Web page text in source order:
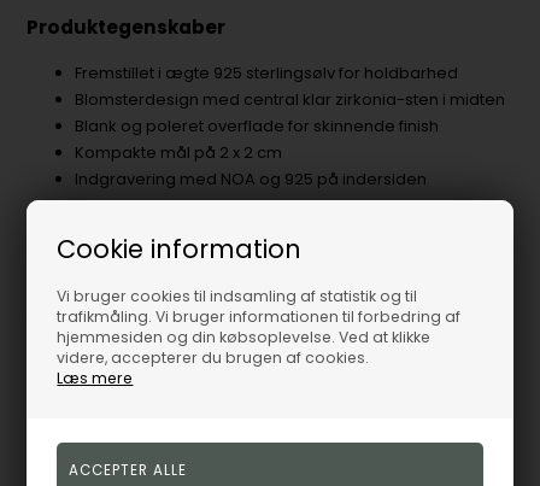
Cookie information
Vi bruger cookies til indsamling af statistik og til
trafikmåling. Vi bruger informationen til forbedring af
hjemmesiden og din købsoplevelse. Ved at klikke
videre, accepterer du brugen af cookies.
Læs mere
Produktegenskaber
Fremstillet i ægte 925 sterlingsølv for holdbarhed
Blomsterdesign med central klar zirkonia-sten i midten
Blank og poleret overflade for skinnende finish
Kompakte mål på 2 x 2 cm
Indgravering med NOA og 925 på indersiden
bæres som en sød detalje til skoletøj eller som et festligt
tilbehør til særlige begivenheder som fødselsdage,
konfirmationer eller familiesammenkomster. Det tidløse
design gør ringen nem at style sammen med andre smykker,
charmerende æstetik, som børn vil elske at bære.